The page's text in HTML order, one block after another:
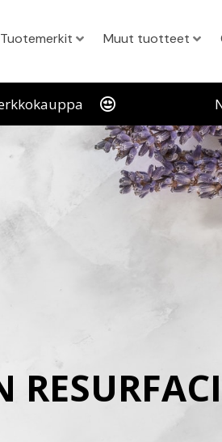
Tuotemerkit Muut tuotteet